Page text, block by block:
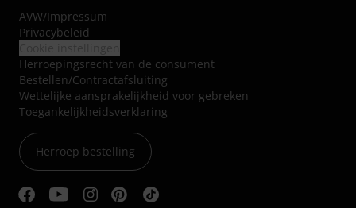
AVW/Impressum
Privacybeleid
Herroepingsrecht van de consument
Bestellen/Contractafsluiting
Wettelijke aansprakelijkheid voor gebreken
Toegankelijkheidsverklaring
Herroep bestelling